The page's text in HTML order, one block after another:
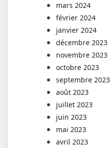
mars 2024
février 2024
janvier 2024
décembre 2023
novembre 2023
octobre 2023
septembre 2023
août 2023
juillet 2023
juin 2023
mai 2023
avril 2023